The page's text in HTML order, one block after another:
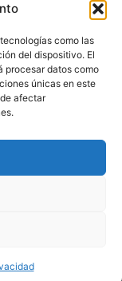
como las
del dispositivo. El
procesar datos como
únicas en este
afectar